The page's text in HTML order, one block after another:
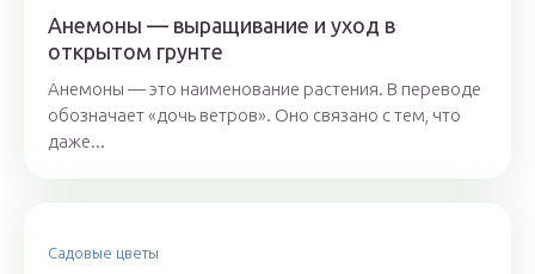
Анемоны — выращивание и уход в
открытом грунте
Анемоны — это наименование растения. В переводе
обозначает «дочь ветров». Оно связано с тем, что
даже...
Садовые цветы